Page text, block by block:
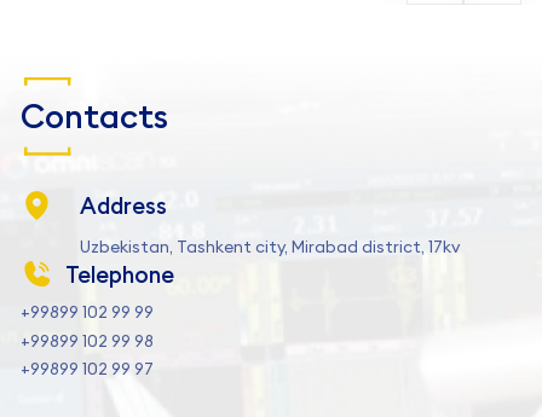
Contacts
Address
Uzbekistan, Tashkent city, Mirabad district, 17kv
Telephone
+99899 102 99 99
+99899 102 99 98
+99899 102 99 97